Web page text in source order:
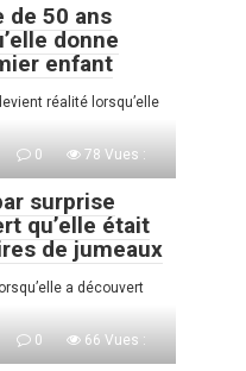
de 50 ans
donne
enfant
réalité lorsqu’elle
0 78 Vues :
surprise
qu’elle était
de jumeaux
a découvert
0 66 Vues :